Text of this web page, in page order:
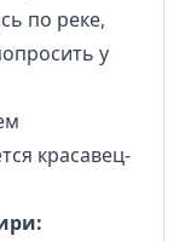
по реке,
у
красавец-